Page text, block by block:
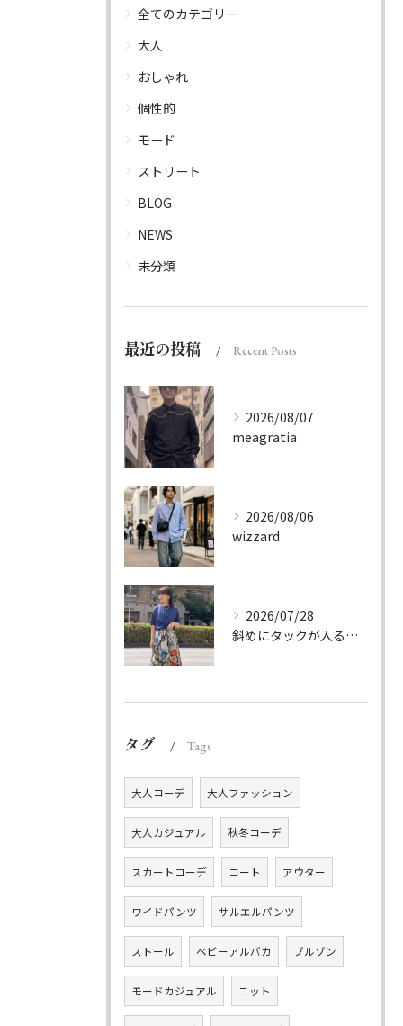
全てのカテゴリー
大人
おしゃれ
個性的
モード
ストリート
BLOG
NEWS
未分類
最近の投稿 Recent Posts
2026/08/07
meagratia
2026/08/06
wizzard
2026/07/28
斜めにタックが入る事でスカートに綺麗な流れができ、品の良さを...
タグ Tags
大人コーデ 大人ファッション
大人カジュアル 秋冬コーデ
スカートコーデ コート アウター
ワイドパンツ サルエルパンツ
ストール ベビーアルパカ ブルゾン
モードカジュアル ニット